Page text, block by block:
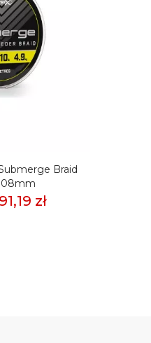
Braid
91,19 zł